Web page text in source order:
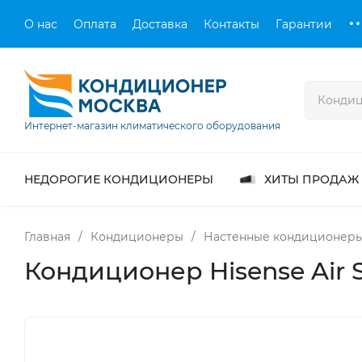
О нас Оплата Доставка Контакты Гарантии
Интернет-магазин климатического оборудования
НЕДОРОГИЕ КОНДИЦИОНЕРЫ ХИТЫ ПРОДАЖ
Главная / Кондиционеры / Настенные
Кондиционер Hisense Air